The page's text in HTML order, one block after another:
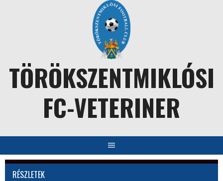
TÖRÖKSZENTMIKLÓSI
FC-VETERINER
RÉSZLETEK